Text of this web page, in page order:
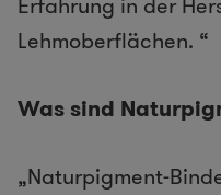
Lehmoberflächen. “
Was sind
„Naturpigment-